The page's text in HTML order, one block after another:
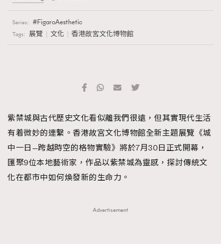
Series: FigaroAesthetic
Tags: 展覽 文化 香港故宮文化博物館
紫禁城與古代歷史文化看似離我們很遠，但其實現代生活
有着微妙的連繫。香港故宮文化博物館全新主題展覽《城
中一日—跨越時空的格物實驗》將於7月30日正式開幕，
匯聚9位本地藝術家，作品以紫禁城為靈感，探討傳統文
化在都市中如何煥發新的生命力。
Advertisement